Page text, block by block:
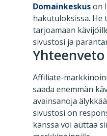
Domainkeskuson
hakutuloksissa.
tarjoamaan
sivustosi ja
Yhteenveto
Affiliate-
saada enemmän
avainsanoja
sivustosi on
kanssa voi auttaa